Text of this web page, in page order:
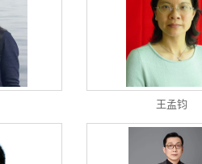
王孟钧